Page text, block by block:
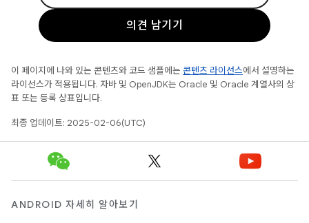
의견 남기기
이 페이지에 나와 있는 콘텐츠와 코드 샘플에는 콘텐츠 라이선스에서 설명하는
라이선스가 적용됩니다. 자바 및 OpenJDK는 Oracle 및 Oracle 계열사의 상
표 또는 등록 상표입니다.
최종 업데이트: 2025-02-06(UTC)
ANDROID 자세히 알아보기